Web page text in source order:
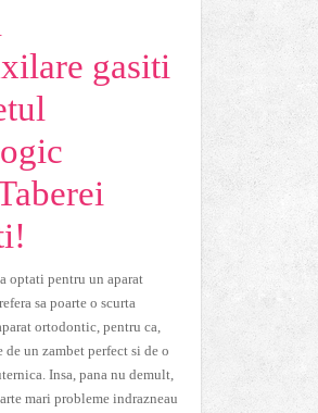
gasiti
optati pentru un aparat
sa poarte o scurta
ortodontic, pentru ca,
de un zambet perfect si de o
Insa, pana nu demult,
mari probleme indrazneau